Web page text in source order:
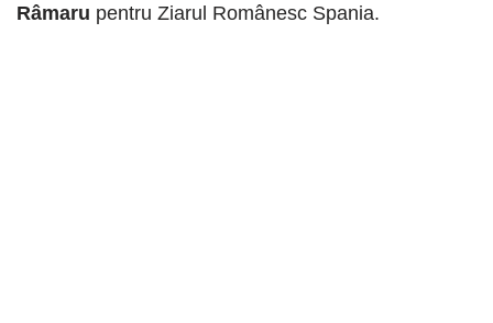
Râmaru pentru Ziarul Românesc Spania.